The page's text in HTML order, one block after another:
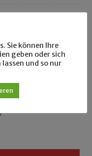
Sie können Ihre
geben oder sich
und so nur